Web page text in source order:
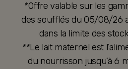
*Offre valable sur les
des soufflés du 05/08/26
dans la limite des
**Le lait maternel est
du nourrisson jusqu’à 6